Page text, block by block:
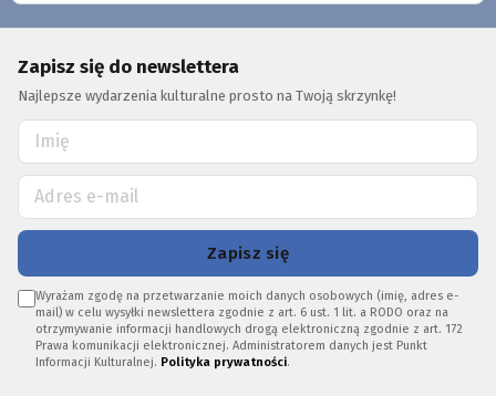
Zapisz się do newslettera
Najlepsze wydarzenia kulturalne prosto na Twoją skrzynkę!
Zapisz się
Wyrażam zgodę na przetwarzanie moich danych osobowych (imię, adres e-
mail) w celu wysyłki newslettera zgodnie z art. 6 ust. 1 lit. a RODO oraz na
otrzymywanie informacji handlowych drogą elektroniczną zgodnie z art. 172
Prawa komunikacji elektronicznej. Administratorem danych jest Punkt
Informacji Kulturalnej. Polityka prywatności.